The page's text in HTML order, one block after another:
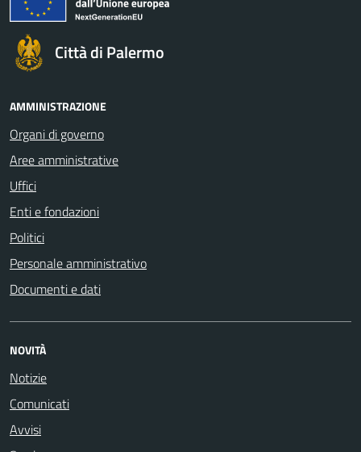
Città di Palermo
AMMINISTRAZIONE
Organi di governo
Aree amministrative
Uffici
Enti e fondazioni
Politici
Personale amministrativo
Documenti e dati
NOVITÀ
Notizie
Comunicati
Avvisi